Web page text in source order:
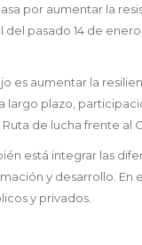
por aumentar la
pasado 14 de
es aumentar la
largo plazo,
de lucha frente al
está integrar las
y desarrollo.
y privados.